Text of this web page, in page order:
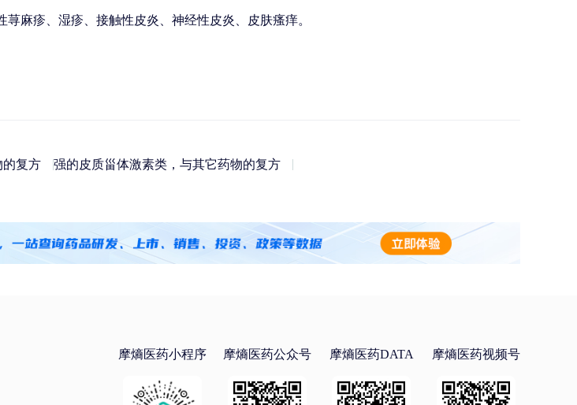
麻疹、湿疹、接触性皮炎、神经性皮炎、皮肤瘙痒。
的复方
强的皮质甾体激素类，与其它药物的复方
摩熵医药小程序 摩熵医药公众号 摩熵医药DATA 摩熵医药视频号